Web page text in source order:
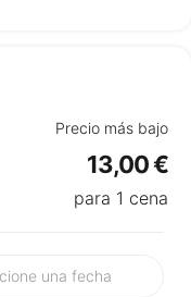
Precio más bajo
13,00 €
para 1 cena